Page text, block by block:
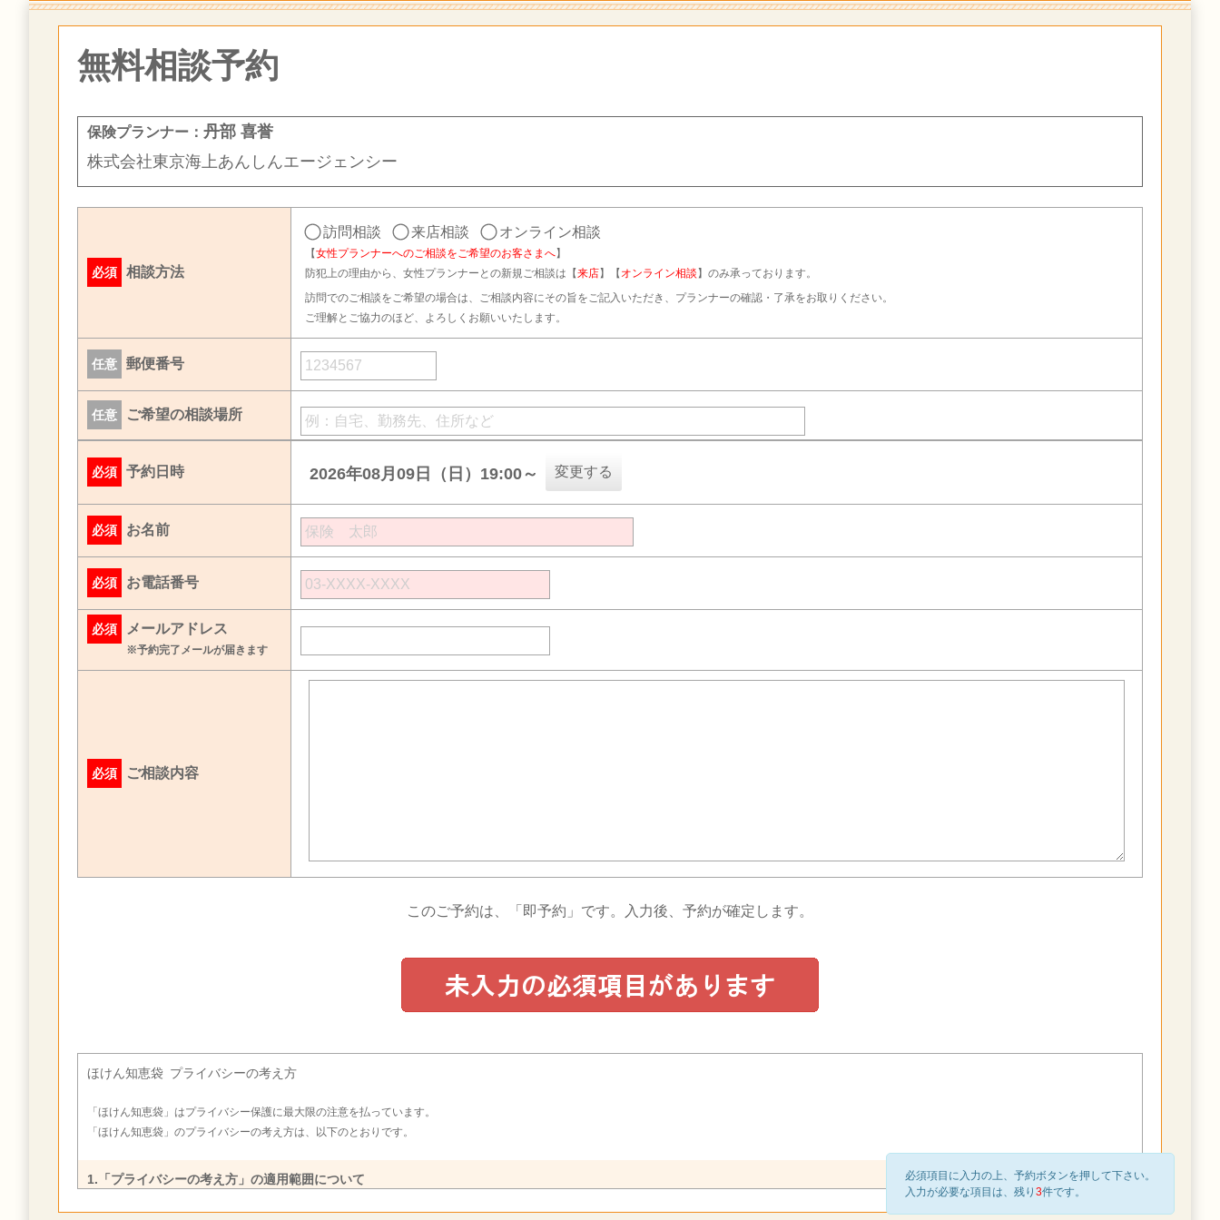
無料相談予約
保険プランナー： 丹部 喜誉
株式会社東京海上あんしんエージェンシー
必須 相談方法
訪問相談 来店相談 オンライン相談
【女性プランナーへのご相談をご希望のお客さまへ】
防犯上の理由から、女性プランナーとの新規ご相談は【来店】【 オンライン相談 】のみ承っております。
訪問でのご相談をご希望の場合は、ご相談内容にその旨をご記入いただき、プランナーの確認・了承をお取りください。
ご理解とご協力のほど、よろしくお願いいたします。
任意 郵便番号
任意 ご希望の相談場所
必須 予約日時 2026年08月09日（日）19:00～ 変更する
必須 お名前
必須 お電話番号
必須 メールアドレス
※予約完了メールが届きます
必須 ご相談内容
このご予約は、「即予約」です。 入力後、予約が確定します。
ほけん知恵袋 プライバシーの考え方
「ほけん知恵袋」はプライバシー保護に最大限の注意を払っています。
「ほけん知恵袋」のプライバシーの考え方は、以下のとおりです。
1.「プライバシーの考え方」の適用範囲について
必須項目に入力の上、予約ボタンを押して下さい。
入力が必要な項目は、残り 3件です。